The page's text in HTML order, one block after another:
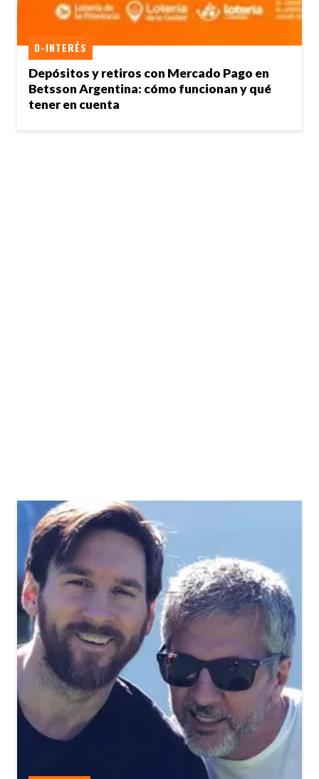
Depósitos y retiros con Mercado Pago en
Betsson Argentina: cómo funcionan y qué
tener en cuenta
D-INTERÉS